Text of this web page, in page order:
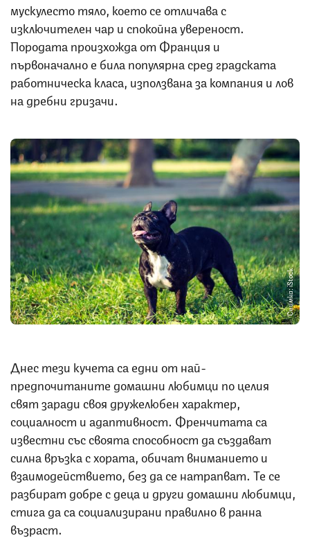
мускулесто тяло, което се отличава с
изключителен чар и спокойна увереност.
Породата произхожда от Франция и
първоначално е била популярна сред градската
работническа класа, използвана за компания и лов
на дребни гризачи.
Снимка: iStock
Днес тези кучета са едни от най-
предпочитаните домашни любимци по целия
свят заради своя дружелюбен характер,
социалност и адаптивност. Френчитата са
известни със своята способност да създават
силна връзка с хората, обичат вниманието и
взаимодействието, без да се натрапват. Те се
разбират добре с деца и други домашни любимци,
стига да са социализирани правилно в ранна
възраст.